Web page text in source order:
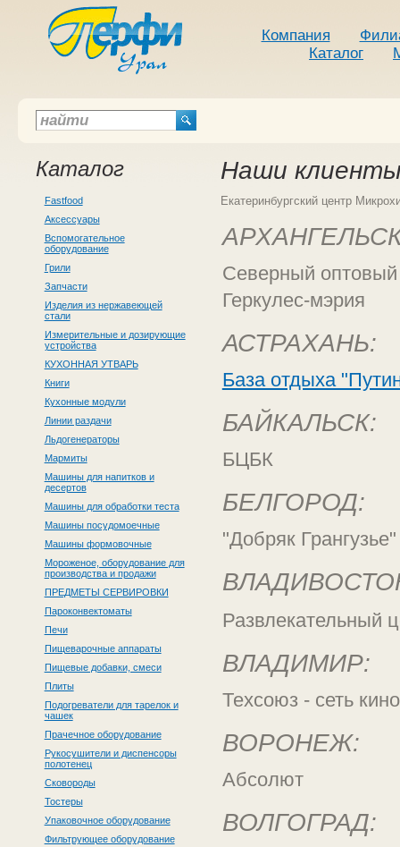
Компания
Каталог
Каталог
Fastfood
Аксессуары
Вспомогательное
оборудование
Грили
Запчасти
Изделия из нержавеющей
стали
Измерительные и дозирующие
устройства
КУХОННАЯ УТВАРЬ
Книги
Кухонные модули
Линии раздачи
Льдогенераторы
Мармиты
Машины для напитков и
десертов
Машины для обработки теста
Машины посудомоечные
Машины формовочные
Мороженое, оборудование для
производства и продажи
ПРЕДМЕТЫ СЕРВИРОВКИ
Пароконвектоматы
Печи
Пищеварочные аппараты
Пищевые добавки, смеси
Плиты
Подогреватели для тарелок и
чашек
Прачечное оборудование
Рукосушители и диспенсоры
полотенец
Сковороды
Тостеры
Упаковочное оборудование
Фильтрующее оборудование
Наши
Екатеринбургский центр
Северный
Геркулес-мэрия
АСТРАХАНЬ:
База отдыха
БАЙКАЛЬСК:
БЦБК
БЕЛГОРОД:
"Добряк
Развлекательный
ВЛАДИМИР:
Техсоюз - сеть
ВОРОНЕЖ:
Абсолют
ВОЛГОГРАД: